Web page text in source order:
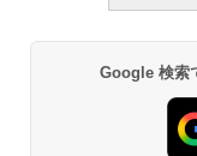
Google 検索